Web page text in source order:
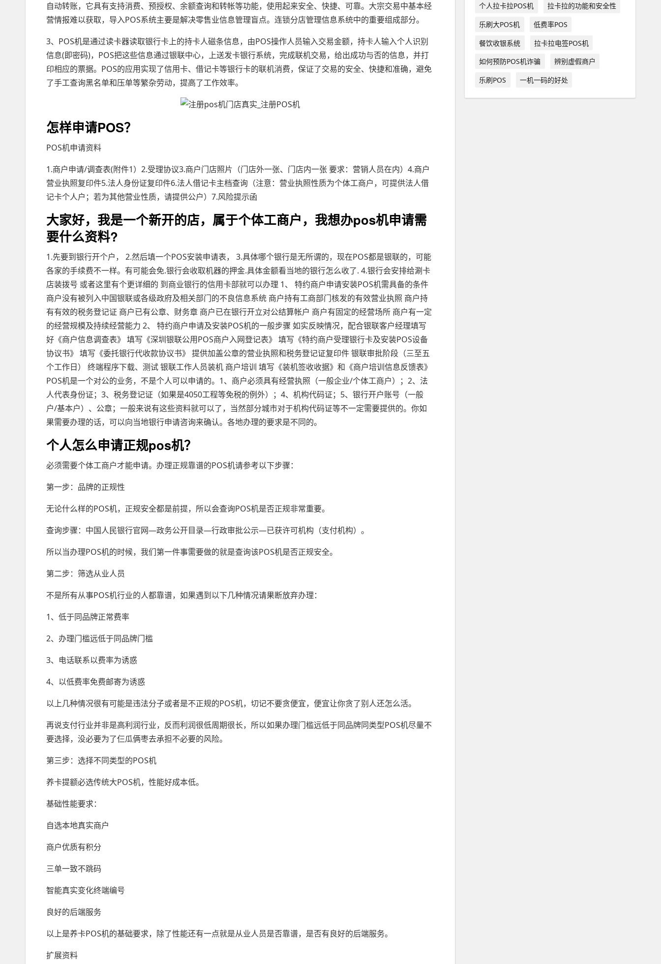
自动转账，它具有支持消费、预授权、余额查询和转帐等功能，使用起来安全、快捷、可靠。大宗交易中基本经
营情报难以获取，导入POS系统主要是解决零售业信息管理盲点。连锁分店管理信息系统中的重要组成部分。
3、POS机是通过读卡器读取银行卡上的持卡人磁条信息，由POS操作人员输入交易金额，持卡人输入个人识别
信息(即密码)，POS把这些信息通过银联中心，上送发卡银行系统，完成联机交易，给出成功与否的信息，并打
印相应的票据。POS的应用实现了信用卡、借记卡等银行卡的联机消费，保证了交易的安全、快捷和准确，避免
了手工查询黑名单和压单等繁杂劳动，提高了工作效率。
怎样申请POS？
POS机申请资料
1.商户申请/调查表(附件1）2.受理协议3.商户门店照片（门店外一张、门店内一张 要求：营销人员在内）4.商户
营业执照复印件5.法人身份证复印件6.法人借记卡主档查询（注意：营业执照性质为个体工商户，可提供法人借
记卡个人户；若为其他营业性质，请提供公户）7.风险提示函
大家好，我是一个新开的店，属于个体工商户，我想办pos机申请需
要什么资料?
1.先要到银行开个户， 2.然后填一个POS安装申请表， 3.具体哪个银行是无所谓的，现在POS都是银联的，可能
各家的手续费不一样。有可能会免.银行会收取机器的押金.具体金额看当地的银行怎么收了. 4.银行会安排给涮卡
店装拨号 或者这里有个更详细的 到商业银行的信用卡部就可以办理 1、 特约商户申请安装POS机需具备的条件
商户没有被列入中国银联或各级政府及相关部门的不良信息系统 商户持有工商部门核发的有效营业执照 商户持
有有效的税务登记证 商户已有公章、财务章 商户已在银行开立对公结算帐户 商户有固定的经营场所 商户有一定
的经营规模及持续经营能力 2、 特约商户申请及安装POS机的一般步骤 如实反映情况，配合银联客户经理填写
好《商户信息调查表》 填写《深圳银联公用POS商户入网登记表》 填写《特约商户受理银行卡及安装POS设备
协议书》 填写《委托银行代收款协议书》 提供加盖公章的营业执照和税务登记证复印件 银联审批阶段（三至五
个工作日） 终端程序下载、测试 银联工作人员装机 商户培训 填写《装机签收收据》和《商户培训信息反馈表》
POS机是一个对公的业务，不是个人可以申请的。1、商户必须具有经营执照（一般企业/个体工商户）；2、法
人代表身份证；3、税务登记证（如果是4050工程等免税的例外）；4、机构代码证；5、银行开户账号（一般
户/基本户）、公章；一般来说有这些资料就可以了，当然部分城市对于机构代码证等不一定需要提供的。你如
果需要办理的话，可以向当地银行申请咨询来确认。各地办理的要求是不同的。
个人怎么申请正规pos机？
必须需要个体工商户才能申请。办理正规靠谱的POS机请参考以下步骤：
第一步：品牌的正规性
无论什么样的POS机，正规安全都是前提，所以会查询POS机是否正规非常重要。
查询步骤：中国人民银行官网—政务公开目录—行政审批公示—已获许可机构（支付机构）。
所以当办理POS机的时候，我们第一件事需要做的就是查询该POS机是否正规安全。
第二步：筛选从业人员
不是所有从事POS机行业的人都靠谱，如果遇到以下几种情况请果断放弃办理：
1、低于同品牌正常费率
2、办理门槛远低于同品牌门槛
3、电话联系以费率为诱惑
4、以低费率免费邮寄为诱惑
以上几种情况很有可能是违法分子或者是不正规的POS机，切记不要贪便宜，便宜让你贪了别人还怎么活。
再说支付行业并非是高利润行业，反而利润很低周期很长，所以如果办理门槛远低于同品牌同类型POS机尽量不
要选择，没必要为了仨瓜俩枣去承担不必要的风险。
第三步：选择不同类型的POS机
养卡提额必选传统大POS机，性能好成本低。
基础性能要求：
自选本地真实商户
商户优质有积分
三单一致不跳码
智能真实变化终端编号
良好的后端服务
以上是养卡POS机的基础要求，除了性能还有一点就是从业人员是否靠谱，是否有良好的后端服务。
扩展资料
个人拉卡拉POS机
拉卡拉的功能和安全性
乐刷大POS机
低费率POS
餐饮收银系统
拉卡拉电签POS机
如何预防POS机诈骗
辨别虚假商户
乐刷POS
一机一码的好处